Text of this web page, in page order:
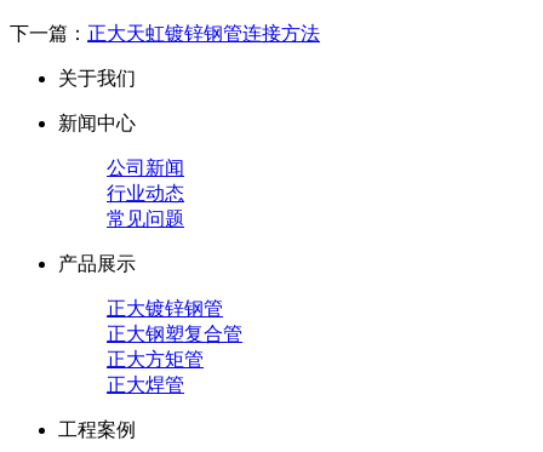
下一篇： 正大天虹镀锌钢管连接方法
关于我们
新闻中心
公司新闻
行业动态
常见问题
产品展示
正大镀锌钢管
正大钢塑复合管
正大方矩管
正大焊管
工程案例